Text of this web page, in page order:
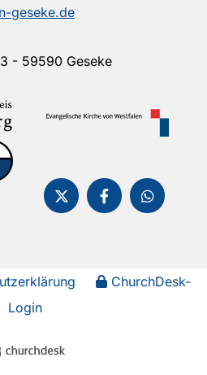
geseke.de
- 59590 Geseke
ChurchDesk-
Login